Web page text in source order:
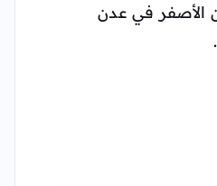
الأصفر في عدن